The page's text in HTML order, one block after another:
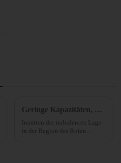
Geringe Kapazitäten, Mangel an Leercontainern! Die Frachtraten werden voraussichtlich in den nächsten vier Wochen ihren Höhepunkt erreichen.
Inmitten der turbulenten Lage
in der Region des Roten